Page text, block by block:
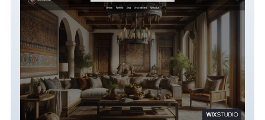
Lucia Landa